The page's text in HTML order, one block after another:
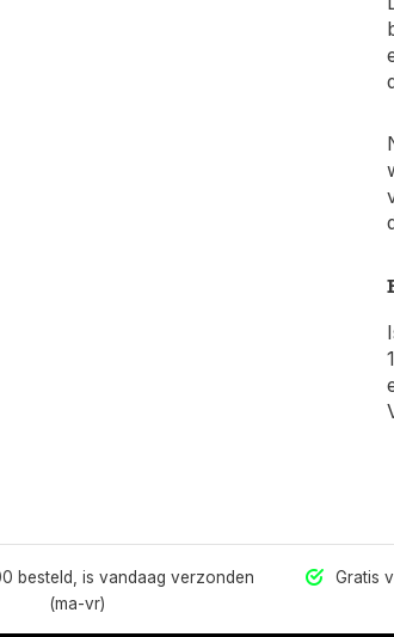
besteld, is vandaag verzonden
(ma-vr)
Gratis